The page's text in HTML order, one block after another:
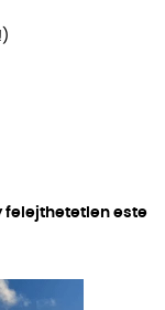
felejthetetlen este